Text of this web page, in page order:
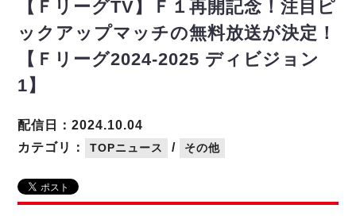
メディア情報
フットサル日本代表
その他
警告・退場・出場停止選手
個人ランキング｜ゴール
個人ランキング｜シュート
個人ランキング｜シュート成功率
メットライフ生命Ｆ２リーグ
試合日程
エスポラーダ北海道
バルドラール浦安
フウガドールすみだ
ペスカドーラ町田
湘南ベルマーレ
名古屋オーシャンズ
シュライカー大阪
アリーナ情報 ARENA
リーグ概要
日本フットサルリーグについて
過去の記録 ARCHIVE
過去の試合記録
【ＦリーグTV】Ｆ１再開記念！注目ピ
ックアップマッチの無料放送が決定！
【Ｆリーグ2024-2025 ディビジョン
1】
カテゴリ： TOPニュース / その他
配信日：2024.10.04